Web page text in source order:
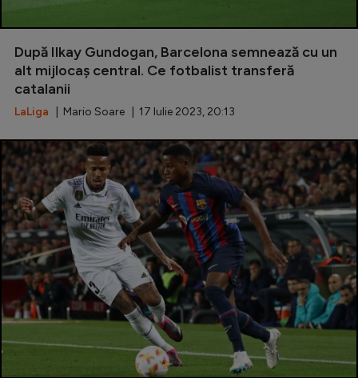
După Ilkay Gundogan, Barcelona semnează cu un
alt mijlocaș central. Ce fotbalist transferă
catalanii
LaLiga | Mario Soare | 17 Iulie 2023, 20:13